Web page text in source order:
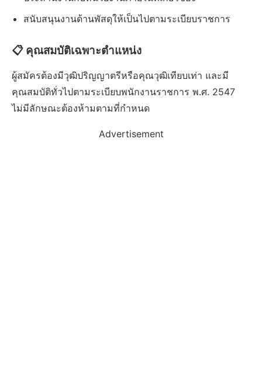
สนับสนุนงานด้านพัสดุให้เป็นไปตามระเบียบราชการ
📋 คุณสมบัติเฉพาะตำแหน่ง
ผู้สมัครต้องมีวุฒิปริญญาตรีหรือคุณวุฒิเทียบเท่า และมี
คุณสมบัติทั่วไปตามระเบียบพนักงานราชการ พ.ศ. 2547
ไม่มีลักษณะต้องห้ามตามที่กำหนด
Advertisement